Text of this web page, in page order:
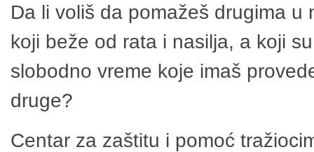
Da li voliš da pomažeš drugima
koji beže od rata i nasilja, a koji
slobodno vreme koje imaš
druge?
Centar za zaštitu i pomoć